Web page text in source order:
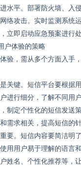
水平。部署防火墙、入
络攻击。实时监测系统
立即启动应急预案进行处
户体验的策略
验，需从多个方面入手
关键。短信平台要根据
进行细分，了解不同用
制定个性化的短信发送
需求相关，提高短信的
要。短信内容要简洁明
用用户易于理解的语言
姓名、个性化推荐等，